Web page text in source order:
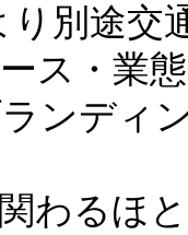
別途交
ス・業
ンディ
わるほ